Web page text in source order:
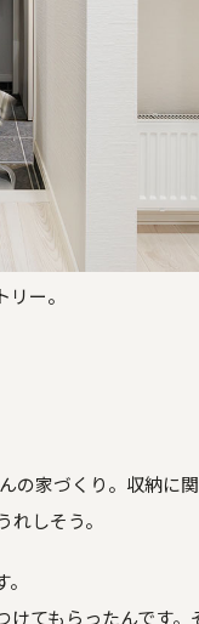
ー。
の家づくり。収納に
しそう。
てもらったんです